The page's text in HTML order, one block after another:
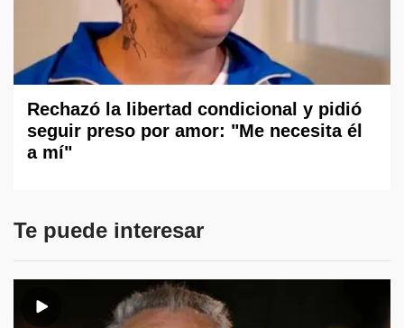
Rechazó la libertad condicional y pidió
seguir preso por amor: "Me necesita él
a mí"
Te puede interesar